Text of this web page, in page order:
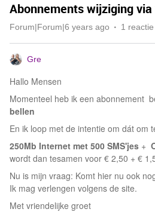
Abonnements wijziging
Forum|Forum|6 years ago 1 reactie
Gre
Hallo Mensen
Momenteel heb ik een abonnement
bellen
En ik loop met de intentie om dát om
250Mb Internet met 500 SMS'jes +
wordt dan tesamen voor € 2,50 + €
Nu is mijn vraag: Komt hier nu ook
Ik mag verlengen volgens de site.
Met vriendelijke groet